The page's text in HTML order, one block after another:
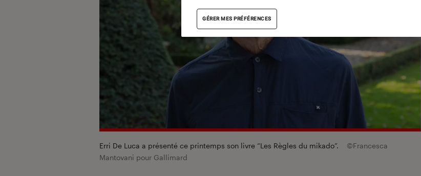
Erri De Luca a présenté ce printemps son livre “Les Règles du mikado”.
©Francesca
Mantovani pour Gallimard
GÉRER MES PRÉFÉRENCES